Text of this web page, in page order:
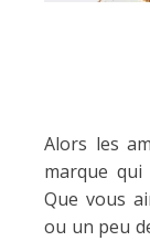
Alors les
marque
Que vous
ou un peu